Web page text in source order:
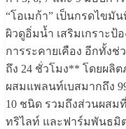
“โอเมก้า” เป็นกรดไขมั
ผิวดูอิ่มน้ำ เสริมเกราะ
การระคายเคือง อีกทั้ง
ถึง 24 ชั่วโมง** โดยผลิ
ผสมแพลนท์เบสมากถึง
10 ชนิด รวมถึงส่วนผสม
ทริไลท์ และฟาร์มพันธมิ